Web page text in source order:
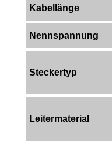
Kabellänge
Nennspannung
Steckertyp
Leitermaterial